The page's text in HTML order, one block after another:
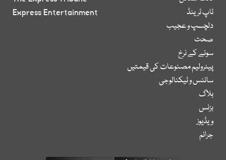
ٹاپ ٹرینڈ
دلچسپ و عجیب
صحت
سونے کے نرخ
پیٹرولیم مصنوعات کی قیمتیں
سائنس و ٹیکنالوجی
بلاگ
بزنس
ویڈیوز
جرائم
Express Entertainment